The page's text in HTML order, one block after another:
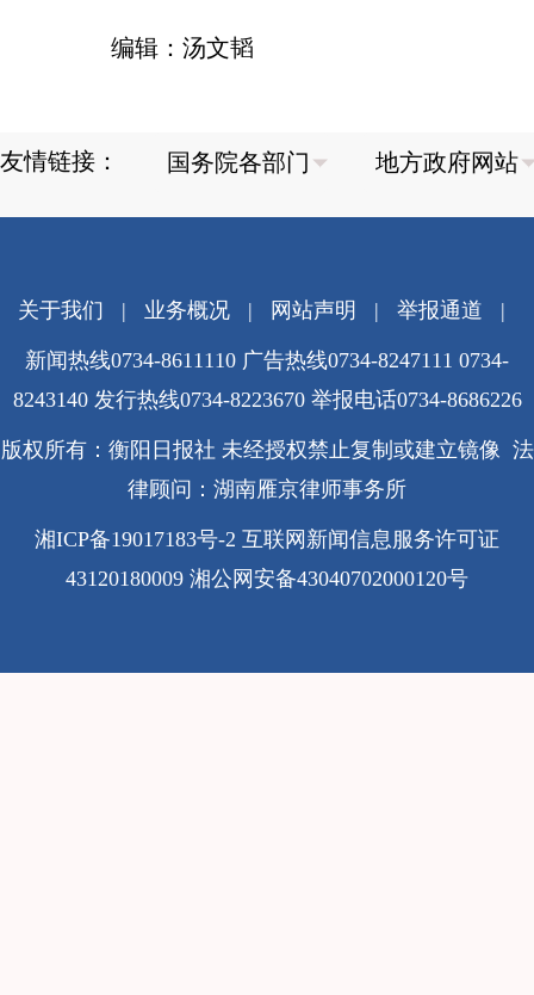
编辑：汤文韬
友情链接：
关于我们 | 业务概况| 网站声明 | 举报通道 |
新闻热线0734-8611110 广告热线0734-8247111 0734-
8243140 发行热线0734-8223670 举报电话0734-8686226
版权所有：衡阳日报社 未经授权禁止复制或建立镜像 法
律顾问：湖南雁京律师事务所
湘ICP备19017183号-2 互联网新闻信息服务许可证
43120180009 湘公网安备43040702000120号